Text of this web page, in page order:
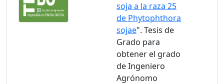
soja a la raza 25
de Phytophthora
sojae". Tesis de
Grado para
obtener el grado
de Ingeniero
Agrónomo